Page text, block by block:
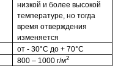
низкой и более высокой
температуре, но тогда
время отверждения
изменяется
от - 30°С до + 70°С
800 – 1000 г/м2